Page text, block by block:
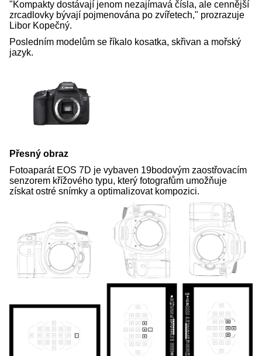
"Kompakty dostávají jenom nezajímavá čísla, ale cennější
zrcadlovky bývají pojmenována po zvířetech," prozrazuje
Libor Kopečný.
Posledním modelům se říkalo kosatka, skřivan a mořský
jazyk.
Přesný obraz
Fotoaparát EOS 7D je vybaven 19bodovým zaostřovacím
senzorem křížového typu, který fotografům umožňuje
získat ostré snímky a optimalizovat kompozici.